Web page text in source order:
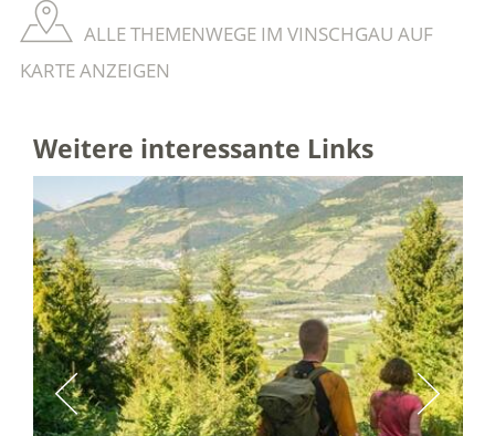
ALLE THEMENWEGE IM VINSCHGAU AUF
KARTE ANZEIGEN
Weitere interessante Links